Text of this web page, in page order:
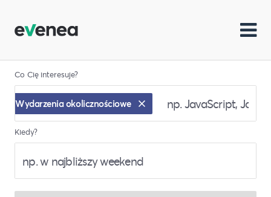
Co Cię interesuje?
Wydarzenia okolicznościowe
Kiedy?